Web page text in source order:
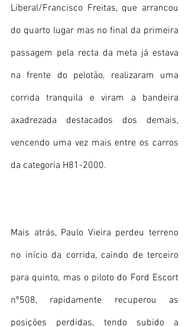
Liberal/Francisco Freitas, que arrancou
do quarto lugar mas no final da primeira
passagem pela recta da meta já estava
na frente do pelotão, realizaram uma
corrida tranquila e viram a bandeira
axadrezada destacados dos demais,
vencendo uma vez mais entre os carros
da categoria H81-2000.
Mais atrás, Paulo Vieira perdeu terreno
no início da corrida, caindo de terceiro
para quinto, mas o piloto do Ford Escort
nº508, rapidamente recuperou as
posições perdidas, tendo subido a